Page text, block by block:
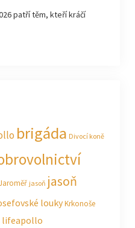
patří těm, kteří kráčí
brigáda Divocí koně
jasoň jasoň
loukyKrkonoše
lifeapollo